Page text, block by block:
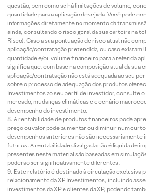
questão, bem como se há limitações de volume,
quantidade para a aplicação desejada. Você pode
informações diretamente no momento da
ainda, consultando o risco geral da sua carteira na
Risco). Caso a sua pontuação de risco atual não
aplicação/contratação pretendida, ou caso existam
quantidade e/ou volume financeiro para a referida
significa que, com base na composição atual da sua
aplicação/contratação não está adequada ao seu
sobre o processo de adequação dos produtos
Investimentos ao seu perfil de investidor, consulte o
mercado, mudanças climáticas e o cenário
desempenho do investimento.
A rentabilidade de produtos financeiros pode
preço ou valor pode aumentar ou diminuir num
desempenhos anteriores não são necessariamente
futuros. A rentabilidade divulgada não é líquida de
presentes neste material são baseadas em
poderão ser significativamente diferentes.
Este relatório é destinado à circulação exclusiva
relacionamento da XP Investimentos, incluindo
investimentos da XP e clientes da XP, podendo